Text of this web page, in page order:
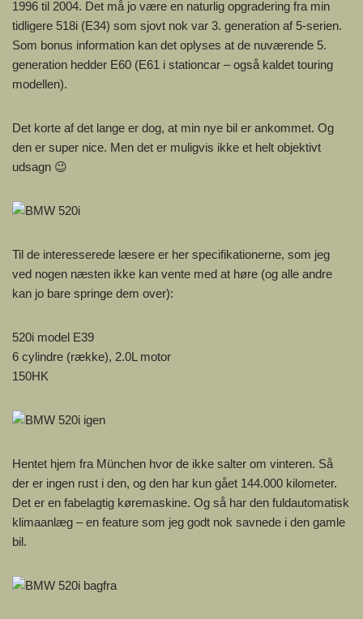
1996 til 2004. Det må jo være en naturlig opgradering fra min
tidligere 518i (E34) som sjovt nok var 3. generation af 5-serien.
Som bonus information kan det oplyses at de nuværende 5.
generation hedder E60 (E61 i stationcar – også kaldet touring
modellen).
Det korte af det lange er dog, at min nye bil er ankommet. Og
den er super nice. Men det er muligvis ikke et helt objektivt
udsagn 😉
Til de interesserede læsere er her specifikationerne, som jeg
ved nogen næsten ikke kan vente med at høre (og alle andre
kan jo bare springe dem over):
520i model E39
6 cylindre (række), 2.0L motor
150HK
Hentet hjem fra München hvor de ikke salter om vinteren. Så
der er ingen rust i den, og den har kun gået 144.000 kilometer.
Det er en fabelagtig køremaskine. Og så har den fuldautomatisk
klimaanlæg – en feature som jeg godt nok savnede i den gamle
bil.